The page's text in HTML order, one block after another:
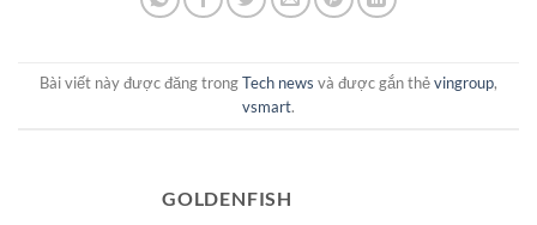
Bài viết này được đăng trongTech news và được gắn thẻvingroup,
vsmart.
GOLDENFISH